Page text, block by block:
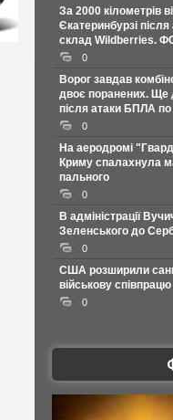
За 2000 кілометрів
Єкатеринбурзі після
склад Wildberries.
0
Ворог завдав
двоє поранених. Ще
після атаки БПЛА
0
На аеродромі
Криму спалахнула
пального
0
В адміністрації
Зеленського до
0
США розширили
військову
0